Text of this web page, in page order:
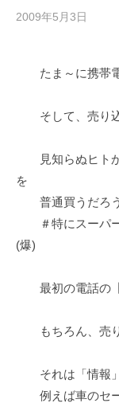
式
2009年5月3日
d
i
r
u
m
たま～に携帯電
そして、売り込
見知らぬヒトか
を
普通買うだろう
＃特にスーパー
(爆)
最初の電話の【
もちろん、売り
それは「情報」
例えば車のセー